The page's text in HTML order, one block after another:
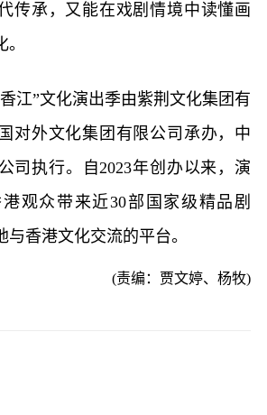
传承，又能在戏剧情境中读懂画
江”文化演出季由紫荆文化集团有
对外文化集团有限公司承办，中
司执行。自2023年创办以来，演
观众带来近30部国家级精品剧
与香港文化交流的平台。
(责编：贾文婷、杨牧)